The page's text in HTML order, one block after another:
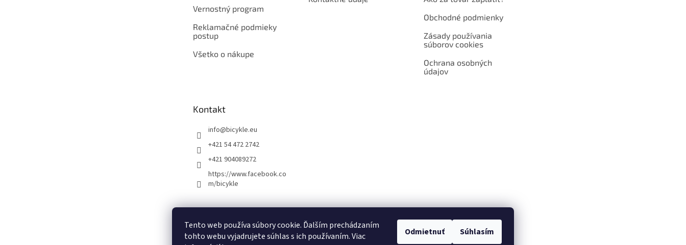
Tento web používa súbory cookie. Ďalším prechádzaním
tohto webu vyjadrujete súhlas s ich používaním. Viac
Odmietnuť Súhlasím
Vernostný program
Reklamačné podmieky
postup
Všetko o nákupe
Obchodné podmienky
Zásady používania
súborov cookies
Ochrana osobných
údajov
Kontakt
info@bicykle.eu
+421 54 472 2742
+421 904089272
https://www.facebook.co
m/bicykle